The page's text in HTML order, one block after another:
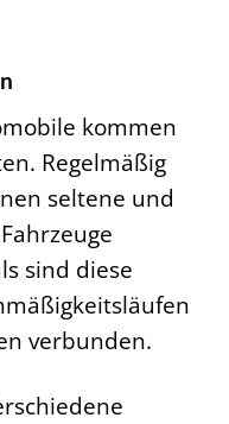
kommen
Regelmäßig
seltene und
sind diese
verbunden.